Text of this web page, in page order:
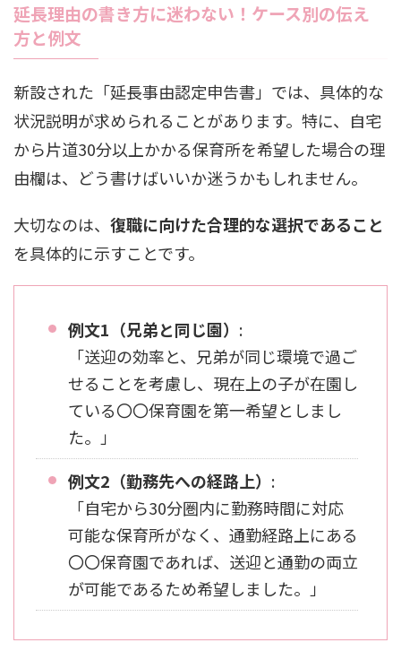
延長理由の書き方に迷わない！ケース別の伝え
方と例文
新設された「延長事由認定申告書」では、具体的な
状況説明が求められることがあります。特に、自宅
から片道30分以上かかる保育所を希望した場合の理
由欄は、どう書けばいいか迷うかもしれません。
大切なのは、 復職に向けた合理的な選択であること
を具体的に示すことです。
例文1（兄弟と同じ園） :
「送迎の効率と、兄弟が同じ環境で過ご
せることを考慮し、現在上の子が在園し
ている〇〇保育園を第一希望としまし
た。」
例文2（勤務先への経路上） :
「自宅から30分圏内に勤務時間に対応
可能な保育所がなく、通勤経路上にある
〇〇保育園であれば、送迎と通勤の両立
が可能であるため希望しました。」